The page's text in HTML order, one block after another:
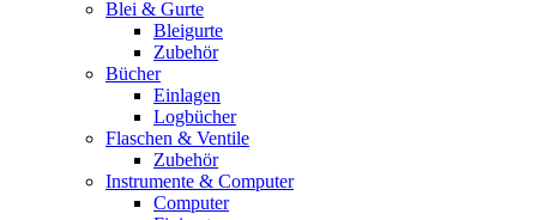
Blei & Gurte
Bleigurte
Zubehör
Bücher
Einlagen
Logbücher
Flaschen & Ventile
Zubehör
Instrumente & Computer
Computer